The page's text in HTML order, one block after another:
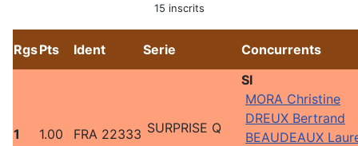
15 inscrits
RgsPts Ident Serie Concurrents
1 1.00 FRA 22333 SURPRISE Q
SI
MORA Christine
DREUX Bertrand
BEAUDEAUX